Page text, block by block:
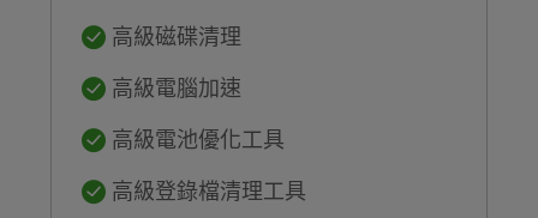
高級磁碟清理
高級電腦加速
高級電池優化工具
高級登錄檔清理工具